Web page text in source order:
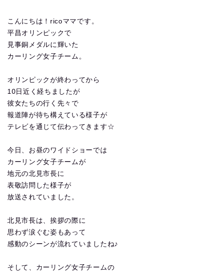
こんにちは！ricoママです。
平昌オリンピックで
見事銅メダルに輝いた
カーリング女子チーム。
オリンピックが終わってから
10日近く経ちましたが
彼女たちの行く先々で
報道陣が待ち構えている様子が
テレビを通じて伝わってきます☆
今日、お昼のワイドショーでは
カーリング女子チームが
地元の北見市長に
表敬訪問した様子が
放送されていました。
北見市長は、挨拶の際に
思わず涙ぐむ姿もあって
感動のシーンが流れていましたね♪
そして、カーリング女子チームの